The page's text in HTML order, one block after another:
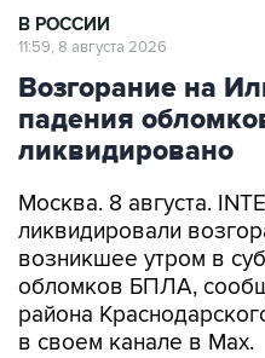
В РОССИИ
11:59, 8 августа 2026
Возгорание на
падения
ликвидировано
Москва. 8 августа.
ликвидировали
возникшее утром в
обломков БПЛА,
района
в своем канале в Max.